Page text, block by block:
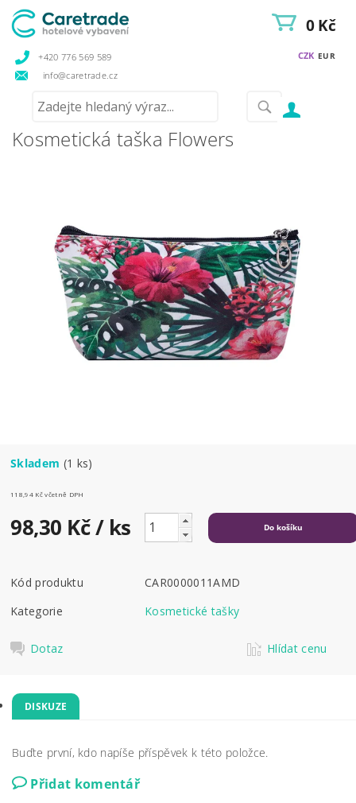
+420 776 569 589
info@caretrade.cz
CZK EUR
0 Kč
Kosmetická taška Flowers
Skladem (1 ks)
118,94 Kč včetně DPH
98,30 Kč/ ks
Kód produktu
CAR0000011AMD
Kategorie
Kosmetické tašky
Dotaz Hlídat cenu
DISKUZE
Buďte první, kdo napíše příspěvek k této položce.
Přidat komentář